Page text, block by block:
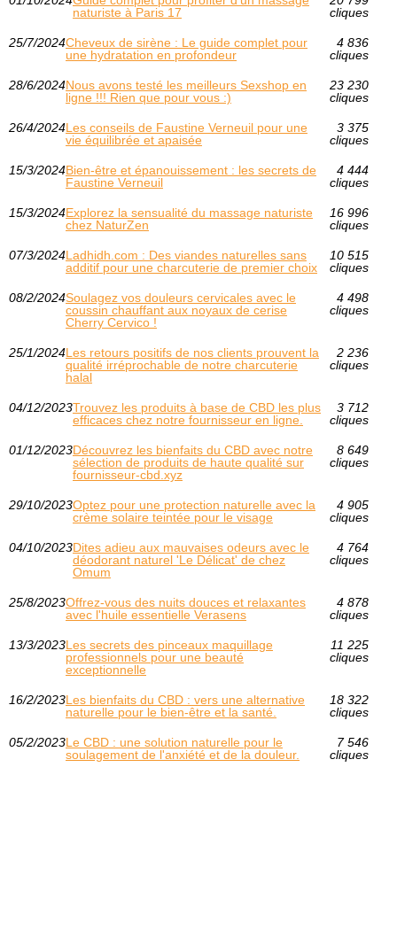
naturiste à Paris 17
cliques
25/7/2024Cheveux de sirène : Le guide complet pour
une hydratation en profondeur
4 836
cliques
28/6/2024Nous avons testé les meilleurs Sexshop en
ligne !!! Rien que pour vous :)
23 230
cliques
26/4/2024Les conseils de Faustine Verneuil pour une
vie équilibrée et apaisée
3 375
cliques
15/3/2024Bien-être et épanouissement : les secrets de
Faustine Verneuil
4 444
cliques
15/3/2024Explorez la sensualité du massage naturiste
chez NaturZen
16 996
cliques
07/3/2024Ladhidh.com : Des viandes naturelles sans
additif pour une charcuterie de premier choix
10 515
cliques
08/2/2024Soulagez vos douleurs cervicales avec le
coussin chauffant aux noyaux de cerise
Cherry Cervico !
4 498
cliques
25/1/2024Les retours positifs de nos clients prouvent la
qualité irréprochable de notre charcuterie
halal
2 236
cliques
04/12/2023Trouvez les produits à base de CBD les plus
efficaces chez notre fournisseur en ligne.
3 712
cliques
01/12/2023Découvrez les bienfaits du CBD avec notre
sélection de produits de haute qualité sur
fournisseur-cbd.xyz
8 649
cliques
29/10/2023Optez pour une protection naturelle avec la
crème solaire teintée pour le visage
4 905
cliques
04/10/2023Dites adieu aux mauvaises odeurs avec le
déodorant naturel 'Le Délicat' de chez
Omum
4 764
cliques
25/8/2023Offrez-vous des nuits douces et relaxantes
avec l'huile essentielle Verasens
4 878
cliques
13/3/2023Les secrets des pinceaux maquillage
professionnels pour une beauté
exceptionnelle
11 225
cliques
16/2/2023Les bienfaits du CBD : vers une alternative
naturelle pour le bien-être et la santé.
18 322
cliques
05/2/2023Le CBD : une solution naturelle pour le
soulagement de l'anxiété et de la douleur.
7 546
cliques